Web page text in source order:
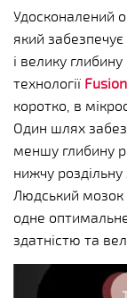
Удосконалений
який забезпечує
і велику
технології
коротко, в
Один шлях
меншу глибину
нижчу роздільну
Людський мозок
одне
здатністю та